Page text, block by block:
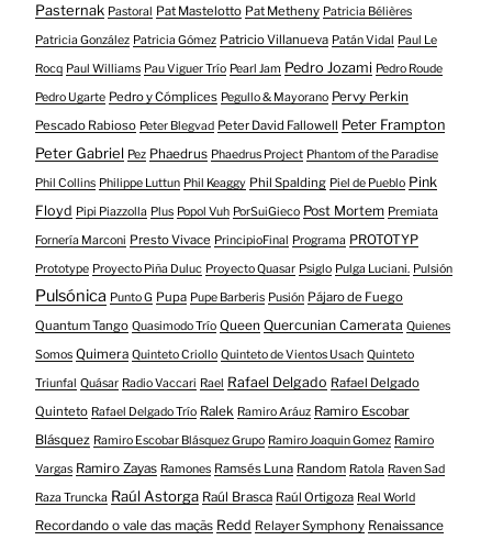
Pasternak Pastoral Pat Mastelotto Pat Metheny Patricia Bélières
Patricia González Patricia Gómez Patricio Villanueva Patán Vidal
Paul Le
Rocq Paul Williams Pau Viguer Trío Pearl Jam Pedro Jozami Pedro Roude
Pedro Ugarte Pedro y Cómplices Pegullo & Mayorano Pervy Perkin
Pescado Rabioso Peter Blegvad Peter David Fallowell Peter Frampton
Peter Gabriel Pez Phaedrus Phaedrus Project Phantom of the Paradise
Phil Collins Philippe Luttun Phil Keaggy Phil Spalding Piel de Pueblo Pink
Floyd Pipi Piazzolla Plus Popol Vuh PorSuiGieco Post Mortem Premiata
Fornería Marconi Presto Vivace PrincipioFinal Programa PROTOTYP
Prototype Proyecto Piña Duluc Proyecto Quasar Psiglo Pulga Luciani. Pulsión
Pulsónica Punto G Pupa Pupe Barberis Pusión Pájaro de Fuego
Quantum Tango Quasimodo Trío Queen Quercunian Camerata Quienes
Somos Quimera Quinteto Criollo Quinteto de Vientos Usach Quinteto
Triunfal Quásar Radio Vaccari Rael Rafael Delgado Rafael Delgado
Quinteto Rafael Delgado Trío Ralek Ramiro Aráuz Ramiro Escobar
Blásquez Ramiro Escobar Blásquez Grupo Ramiro Joaquin Gomez Ramiro
Vargas Ramiro Zayas Ramones Ramsés Luna Random Ratola Raven Sad
Raza Truncka Raúl Astorga Raúl Brasca Raúl Ortigoza Real World
Recordando o vale das maçãs Redd Relayer Symphony Renaissance